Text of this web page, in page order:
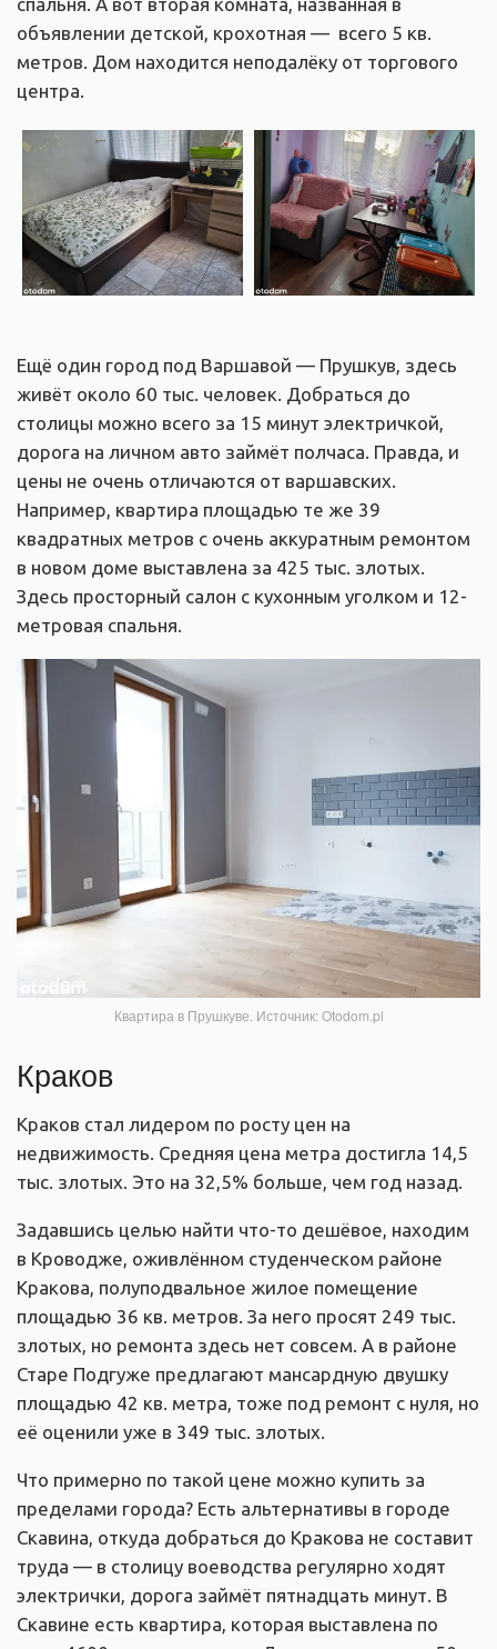
объявлении детской, крохотная — всего 5 кв.
метров. Дом находится неподалёку от торгового
центра.
Ещё один город под Варшавой — Прушкув, здесь
живёт около 60 тыс. человек. Добраться до
столицы можно всего за 15 минут электричкой,
дорога на личном авто займёт полчаса. Правда, и
цены не очень отличаются от варшавских.
Например, квартира площадью те же 39
квадратных метров с очень аккуратным ремонтом
в новом доме выставлена за 425 тыс. злотых.
Здесь просторный салон с кухонным уголком и 12-
метровая спальня.
Квартира в Прушкуве. Источник: Otodom.pl
Краков
Краков стал лидером по росту цен на
недвижимость. Средняя цена метра достигла 14,5
тыс. злотых. Это на 32,5% больше, чем год назад.
Задавшись целью найти что-то дешёвое, находим
в Кроводже, оживлённом студенческом районе
Кракова, полуподвальное жилое помещение
площадью 36 кв. метров. За него просят 249 тыс.
злотых, но ремонта здесь нет совсем. А в районе
Старе Подгуже предлагают мансардную двушку
площадью 42 кв. метра, тоже под ремонт с нуля, но
её оценили уже в 349 тыс. злотых.
Что примерно по такой цене можно купить за
пределами города? Есть альтернативы в городе
Скавина, откуда добраться до Кракова не составит
труда — в столицу воеводства регулярно ходят
электрички, дорога займёт пятнадцать минут. В
Скавине есть квартира, которая выставлена по